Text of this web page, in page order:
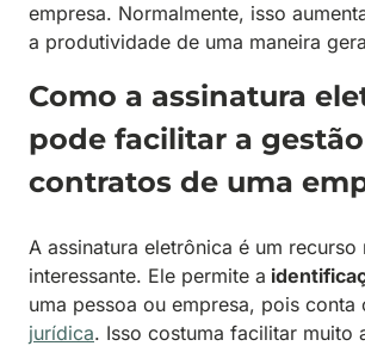
empresa. Normalmente, isso
a produtividade de uma maneira
Como a assinatura
pode facilitar a
contratos de uma
A assinatura eletrônica é um recurso
interessante. Ele permite a
uma pessoa ou empresa, pois conta
jurídica. Isso costuma facilitar muito